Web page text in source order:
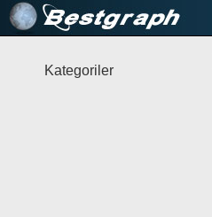
Kategoriler